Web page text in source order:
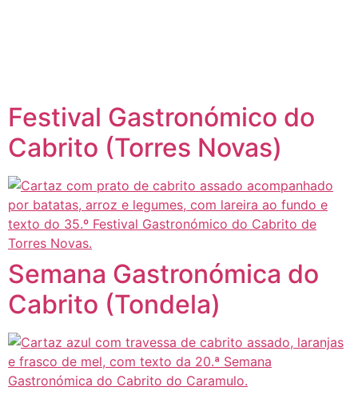
Festival Gastronómico do
Cabrito (Torres Novas)
Semana Gastronómica do
Cabrito (Tondela)